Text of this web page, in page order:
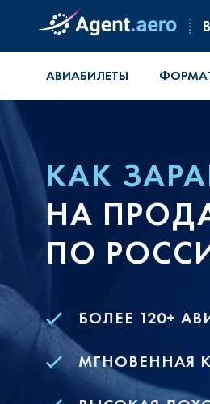
АВИАБИЛЕТЫ
КАК
НА
ПО
БОЛЕЕ 120+
МГНОВЕННАЯ